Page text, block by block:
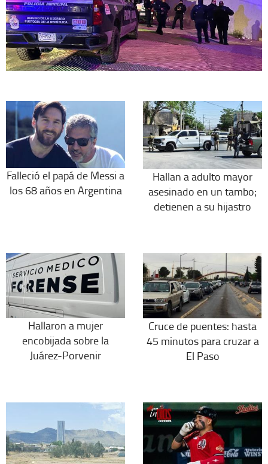
Falleció el papá de Messi a
los 68 años en Argentina
Hallan a adulto mayor
asesinado en un tambo;
detienen a su hijastro
Hallaron a mujer
encobijada sobre la
Juárez-Porvenir
Cruce de puentes: hasta
45 minutos para cruzar a
El Paso